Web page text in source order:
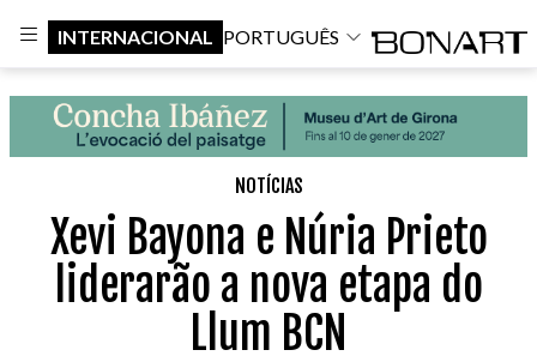
INTERNACIONAL PORTUGUÊS
NOTÍCIAS
Xevi Bayona e Núria Prieto
liderarão a nova etapa do
Llum BCN